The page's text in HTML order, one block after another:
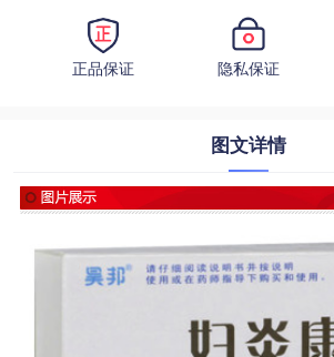
正品保证 隐私保证
图文详情